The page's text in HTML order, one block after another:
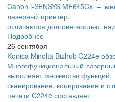
Canon i-SENSYS MF645Cx –
лазерный принтер,
отличаются долговечностью,
Подробнее
26 сентября
Konica Minolta Bizhub C224e
Многофункциональный
выполняет множество функций,
сканирование, копирование и
печати C224e составляет